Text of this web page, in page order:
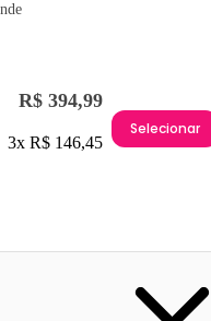
R$ 394,99
3x R$ 146,45
Selecionar